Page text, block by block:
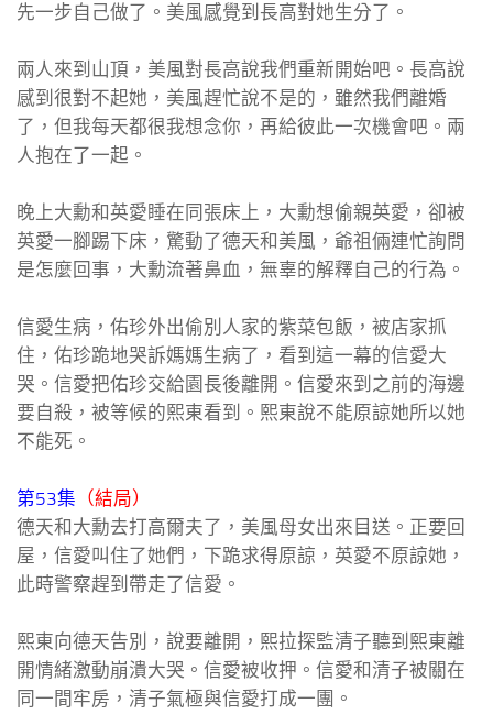
先一步自己做了。美風感覺到長高對她生分了。
兩人來到山頂，美風對長高說我們重新開始吧。長高說
感到很對不起她，美風趕忙說不是的，雖然我們離婚
了，但我每天都很我想念你，再給彼此一次機會吧。兩
人抱在了一起。
晚上大勳和英愛睡在同張床上，大勳想偷親英愛，卻被
英愛一腳踢下床，驚動了德天和美風，爺祖倆連忙詢問
是怎麼回事，大勳流著鼻血，無辜的解釋自己的行為。
信愛生病，佑珍外出偷別人家的紫菜包飯，被店家抓
住，佑珍跪地哭訴媽媽生病了，看到這一幕的信愛大
哭。信愛把佑珍交給園長後離開。信愛來到之前的海邊
要自殺，被等候的熙東看到。熙東說不能原諒她所以她
不能死。
第53集 （結局）
德天和大勳去打高爾夫了，美風母女出來目送。正要回
屋，信愛叫住了她們，下跪求得原諒，英愛不原諒她，
此時警察趕到帶走了信愛。
熙東向德天告別，說要離開，熙拉探監清子聽到熙東離
開情緒激動崩潰大哭。信愛被收押。信愛和清子被關在
同一間牢房，清子氣極與信愛打成一團。